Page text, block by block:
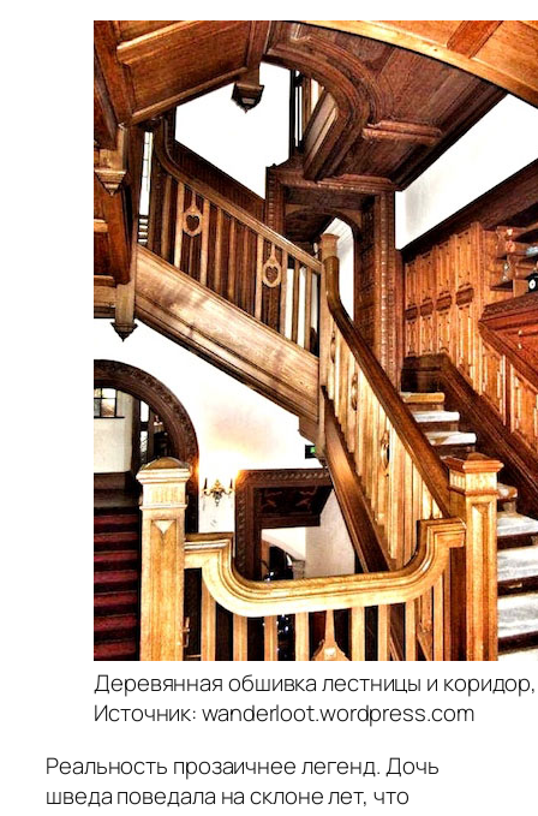
Деревянная обшивка лестницы и
Источник: wanderloot.wordpress.com
Реальность прозаичнее легенд. Дочь
шведа поведала на склоне лет, что